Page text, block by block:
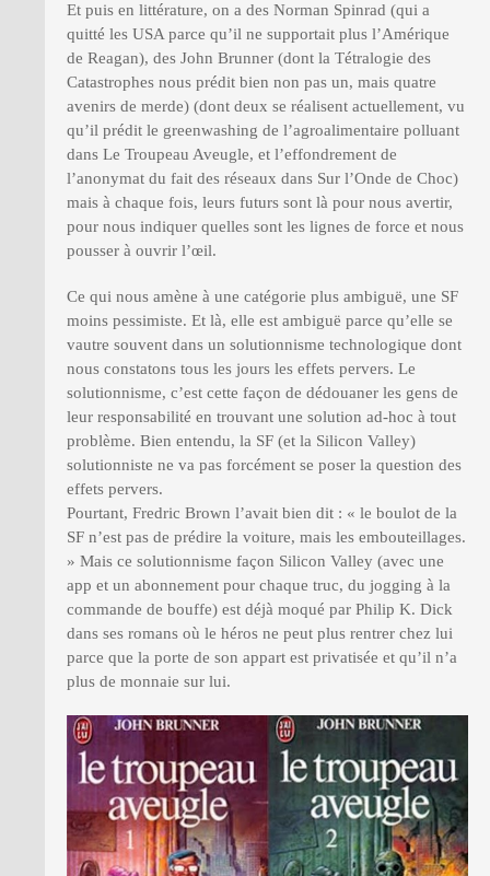
Et puis en littérature, on a des Norman Spinrad (qui a
quitté les USA parce qu’il ne supportait plus l’Amérique
de Reagan), des John Brunner (dont la Tétralogie des
Catastrophes nous prédit bien non pas un, mais quatre
avenirs de merde) (dont deux se réalisent actuellement, vu
qu’il prédit le greenwashing de l’agroalimentaire polluant
dans Le Troupeau Aveugle, et l’effondrement de
l’anonymat du fait des réseaux dans Sur l’Onde de Choc)
mais à chaque fois, leurs futurs sont là pour nous avertir,
pour nous indiquer quelles sont les lignes de force et nous
pousser à ouvrir l’œil.
Ce qui nous amène à une catégorie plus ambiguë, une SF
moins pessimiste. Et là, elle est ambiguë parce qu’elle se
vautre souvent dans un solutionnisme technologique dont
nous constatons tous les jours les effets pervers. Le
solutionnisme, c’est cette façon de dédouaner les gens de
leur responsabilité en trouvant une solution ad-hoc à tout
problème. Bien entendu, la SF (et la Silicon Valley)
solutionniste ne va pas forcément se poser la question des
effets pervers.
Pourtant, Fredric Brown l’avait bien dit : « le boulot de la
SF n’est pas de prédire la voiture, mais les embouteillages.
» Mais ce solutionnisme façon Silicon Valley (avec une
app et un abonnement pour chaque truc, du jogging à la
commande de bouffe) est déjà moqué par Philip K. Dick
dans ses romans où le héros ne peut plus rentrer chez lui
parce que la porte de son appart est privatisée et qu’il n’a
plus de monnaie sur lui.